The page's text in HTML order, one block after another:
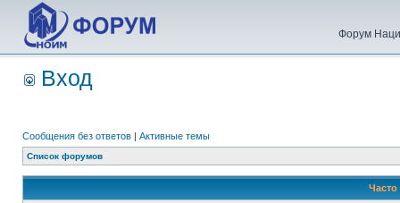
Форум
Вход
Сообщения без ответов | Активные темы
Список форумов